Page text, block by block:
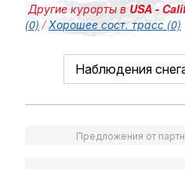
Другие курорты вUSA -
(0) /Хорошее сост. трасс (0)
Наблюдения
Предложения от